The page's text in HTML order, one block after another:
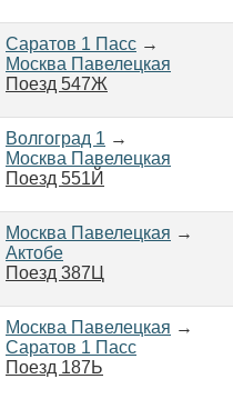
Саратов 1 Пасс →
Москва Павелецкая
Поезд 547Ж
Волгоград 1 →
Москва Павелецкая
Поезд 551Й
Москва Павелецкая →
Актобе
Поезд 387Ц
Москва Павелецкая →
Саратов 1 Пасс
Поезд 187Ь